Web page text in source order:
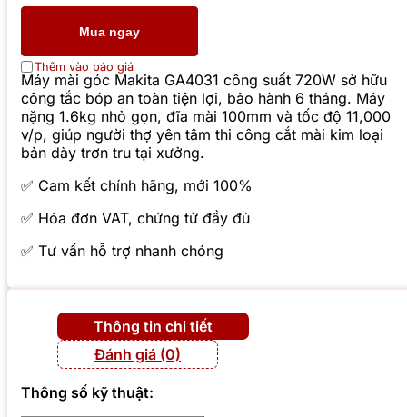
Mua ngay
Thêm vào báo giá
Máy mài góc Makita GA4031 công suất 720W sở hữu
công tắc bóp an toàn tiện lợi, bảo hành 6 tháng. Máy
nặng 1.6kg nhỏ gọn, đĩa mài 100mm và tốc độ 11,000
v/p, giúp người thợ yên tâm thi công cắt mài kim loại
bản dày trơn tru tại xưởng.
✅ Cam kết chính hãng, mới 100%
✅ Hóa đơn VAT, chứng từ đầy đủ
✅ Tư vấn hỗ trợ nhanh chóng
Thông tin chi tiết
Đánh giá (0)
Thông số kỹ thuật: